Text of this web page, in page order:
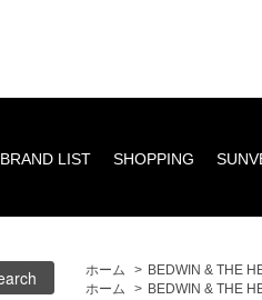
BRAND LIST SHOPPING
ホーム > BEDWIN & THE
ホーム
> BEDWIN & THE